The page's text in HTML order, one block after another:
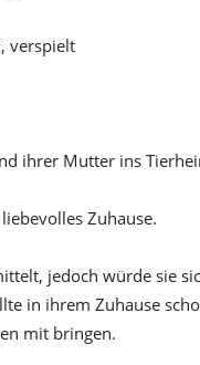
verspielt
ihrer Mutter ins
Zuhause.
jedoch würde sie
in ihrem Zuhause
mit bringen.